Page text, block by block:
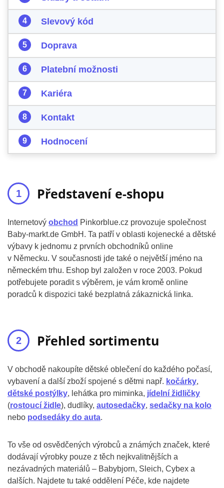
Slevový kód
Doprava
Platební možnosti
Kariéra
Kontakt
Hodnocení
Představení e-shopu
Internetový obchod Pinkorblue.cz provozuje společnost
Baby-markt.de GmbH. Ta patří v oblasti kojenecké a dětské
výbavy k jednomu z prvních obchodníků online
v Německu. V současnosti jde také o největší jméno na
německém trhu. Eshop byl založen v roce 2003. Pokud
potřebujete poradit s výběrem, je vám kromě online
poradců k dispozici také bezplatná zákaznická linka.
Přehled sortimentu
V obchodě nakoupíte dětské oblečení do každého počasí,
vybavení a další zboží spojené s dětmi např. kočárky,
dětské postýlky, lehátka pro miminka, jídelní židličky
(rostoucí židle), dudlíky, autosedačky, sedačky na kolo
nebo podsedáky do auta.
To vše od osvědčených výrobců a známých značek, které
dodávají výrobky pouze z těch nejkvalitnějších a
nezávadných materiálů – Babybjorn, Sleich, Cybex a
dalších. Najdete tu také oddělení Péče, kde najdete